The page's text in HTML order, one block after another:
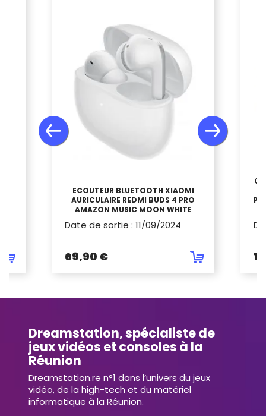
ECOUTEUR BLUETOOTH XIAOMI
AURICULAIRE REDMI BUDS 4 PRO
AMAZON MUSIC MOON WHITE
Date de sortie : 11/09/2024
69,90 €
Dreamstation, spécialiste de
jeux vidéos et consoles à la
Réunion
Dreamstation.re n°1 dans l’univers du jeux
vidéo, de la high-tech et du matériel
informatique à la Réunion.